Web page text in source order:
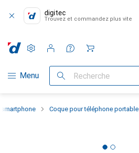
digitec
Trouvez et commandez plus vite
Navigation par catégorie
Menu Recherche
Paramètres
Compte client
Listes de comparaison
Listes d'envies
Panier
Coque pour téléphone portable